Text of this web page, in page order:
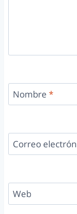
Nombre *
Correo
Web